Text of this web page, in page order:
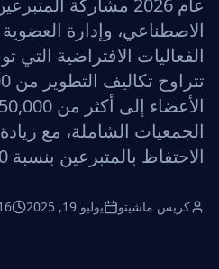
عام 2026 مشاركة
الاصطناعي، وإدارة
الفعاليات الافتراضية
الجمعيات الشاملة، مع
الاحتفاظ بالمتبرعين بنسبة 40%.
كريس ماشيتو يوليو 19, 2025 16 دقيقة